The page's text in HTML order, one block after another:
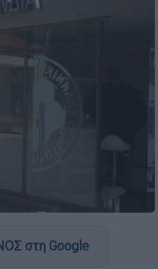
στη Google